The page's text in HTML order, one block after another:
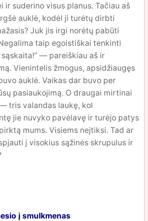
ir suderino visus planus. Tačiau aš
auklė, kodėl ji turėtų dirbti
Juk jis irgi norėtų pabūti
taip egoistiškai tenkinti
— pareiškiau aš ir
Vienintelis žmogus, apsidžiaugęs
auklė. Vaikas dar buvo per
pasiaukojimą. O draugai mirtinai
tris valandas laukę, kol
jie nuvyko pavėlavę ir turėjo patys
mums. Visiems neįtiksi. Tad ar
į visokius sąžinės skrupulus ir
į smulkmenas